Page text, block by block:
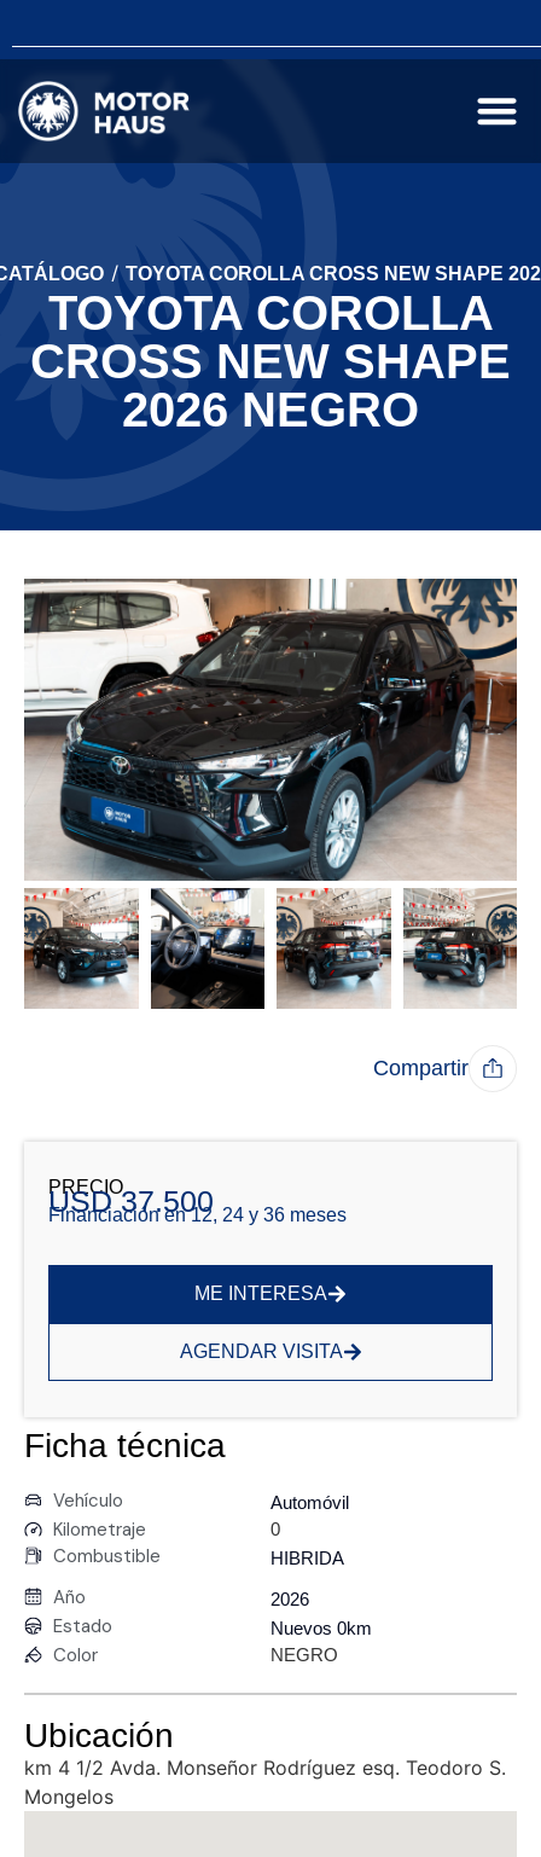
/ TOYOTA COROLLA CROSS NEW SHAPE
TOYOTA COROLLA
CROSS NEW SHAPE
2026 NEGRO
PRECIO
USD 37.500
Financiación en 12, 24 y 36 meses
ME INTERESA
AGENDAR VISITA
Compartir
Ficha técnica
Vehículo Automóvil
Kilometraje 0
Combustible HIBRIDA
Año 2026
Estado Nuevos 0km
Color NEGRO
Ubicación
km 4 1/2 Avda. Monseñor Rodríguez esq. Teodoro S.
Mongelos